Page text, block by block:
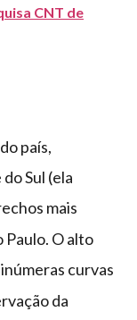
CNT de
país,
Sul (ela
mais
Paulo. O alto
inúmeras curvas
da